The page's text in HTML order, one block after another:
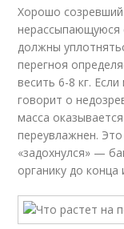
Хорошо
нерассыпающуюся
должны
перегноя
весить 6-8 кг.
говорит о
масса
переувлажнен.
«задохнулся» —
органику до конца